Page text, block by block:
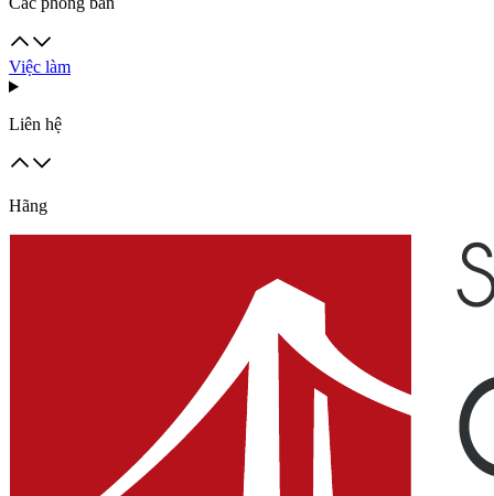
Việc làm
Liên hệ
Hãng